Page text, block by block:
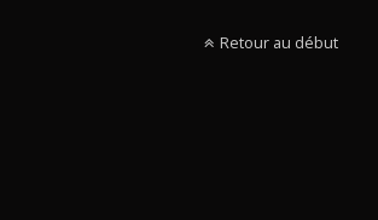
Retour au début